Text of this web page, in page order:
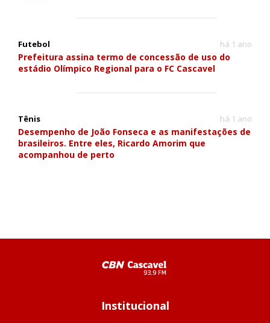
Futebol há 1 ano
Prefeitura assina termo de concessão de uso do
estádio Olímpico Regional para o FC Cascavel
Tênis há 1 ano
Desempenho de João Fonseca e as manifestações de
brasileiros. Entre eles, Ricardo Amorim que
acompanhou de perto
Institucional